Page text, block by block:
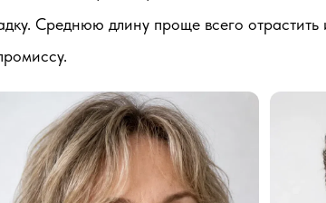
Среднюю длину проще всего отрастить